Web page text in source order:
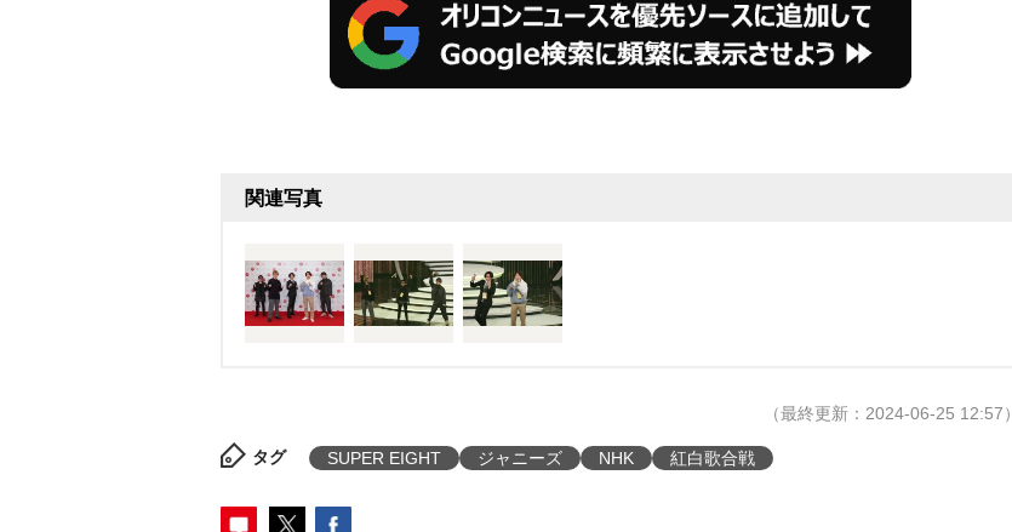
関連写真
（最終更新：2024-06-25 12:57）
タグ SUPER EIGHT ジャニーズ NHK 紅白歌合戦